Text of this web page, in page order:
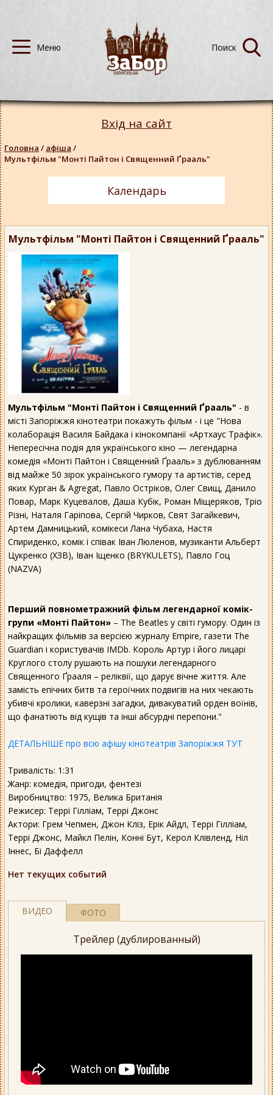
Мультфільм "Монті Пайтон і Священний Ґрааль"
Мультфільм "Монті Пайтон і Священний Ґрааль" - в
місті Запоріжжя кінотеатри покажуть фільм - і це "Нова
колаборація Василя Байдака і кінокомпанії «Артхаус Трафік».
Непересічна подія для українського кіно — легендарна
комедія «Монті Пайтон і Священний Ґрааль» з дублюванням
від майже 50 зірок українського гумору та артистів, серед
яких Курган & Agregat, Павло Остріков, Олег Свищ, Данило
Повар, Марк Куцевалов, Даша Кубік, Роман Міщеряков, Тріо
Різні, Наталя Гаріпова, Сергій Чирков, Свят Загайкевич,
Артем Дамницький, комікеси Лана Чубаха, Настя
Спириденко, комік і співак Іван Люленов, музиканти Альберт
Цукренко (ХЗВ), Іван Іщенко (BRYKULETS), Павло Гоц
(NAZVA)
Перший повнометражний фільм легендарної комік-
групи «Монті Пайтон» – The Beatles у світі гумору. Один із
найкращих фільмів за версією журналу Empire, газети The
Guardian і користувачів IMDb. Король Артур і його лицарі
Круглого столу рушають на пошуки легендарного
Священного Ґрааля – реліквії, що дарує вічне життя. Але
замість епічних битв та героїчних подвигів на них чекають
убивчі кролики, каверзні загадки, дивакуватий орден воїнів,
що фанатіють від кущів та інші абсурдні перепони."
ДЕТАЛЬНІШЕ про всю афішу кінотеатрів Запоріжжя ТУТ
Тривалість: 1:31
Жанр: комедія, пригоди, фентезі
Виробництво: 1975, Велика Британія
Режисер: Террі Гілліам, Террі Джонс
Актори: Грем Чепмен, Джон Кліз, Ерік Айдл, Террі Гілліам,
Террі Джонс, Майкл Пелін, Конні Бут, Керол Клівленд, Ніл
Іннес, Бі Даффелл
Нет текущих событий
ВИДЕО ФОТО
Трейлер (дублированный)
Вхід на сайт
Головна / афіша /
Мультфільм "Монті Пайтон і Священний Ґрааль"
Календарь